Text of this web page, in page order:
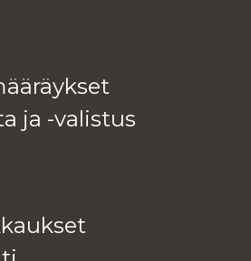
ja -va­lis­tus